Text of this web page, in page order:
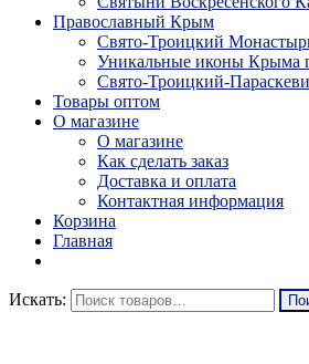
Православный Крым
Свято-Троицкий
Уникальные иконы Крыма
Свято-Троицкий-
Товары оптом
О магазине
О магазине
Как сделать заказ
Доставка и оплата
Контактная информация
Корзина
Главная
Искать: